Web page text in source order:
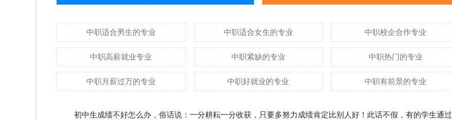
中职适合男生的专业 中职适合女生的专业 中职校企合作专业
中职高薪就业专业 中职紧缺的专业 中职热门的专业
中职月薪过万的专业 中职好就业的专业 中职有前景的专业
初中生成绩不好怎么办，俗话说：一分耕耘一分收获，只要多努力成绩肯定比别人好！此话不假，有的学生通过